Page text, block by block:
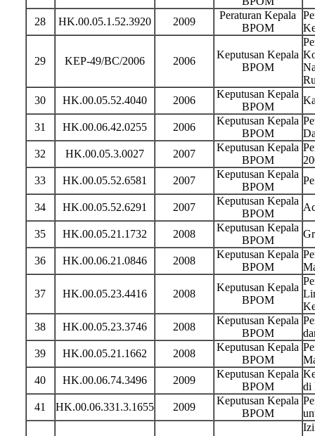
28 HK.00.05.1.52.3920 2009
Peraturan Kepala
BPOM
29 KEP-49/BC/2006 2006
Keputusan Kepala
BPOM
30
HK.00.05.52.4040 2006
Keputusan Kepala
BPOM
31 HK.00.06.42.0255 2006
Keputusan Kepala
BPOM
32
HK.00.05.3.0027 2007
Keputusan Kepala
BPOM
33
HK.00.05.52.6581 2007
Keputusan Kepala
BPOM
34 HK.00.05.52.6291 2007
Keputusan Kepala
BPOM
35 HK.00.05.21.1732 2008
Keputusan Kepala
BPOM
36 HK.00.06.21.0846 2008
Keputusan Kepala
BPOM
37 HK.00.05.23.4416 2008
Keputusan Kepala
BPOM
38
HK.00.05.23.3746 2008
Keputusan Kepala
BPOM
39
HK.00.05.21.1662 2008
Keputusan Kepala
BPOM
40
HK.00.06.74.3496 2009
Keputusan Kepala
BPOM
di
41
HK.00.06.331.3.1655 2009
Keputusan Kepala
BPOM